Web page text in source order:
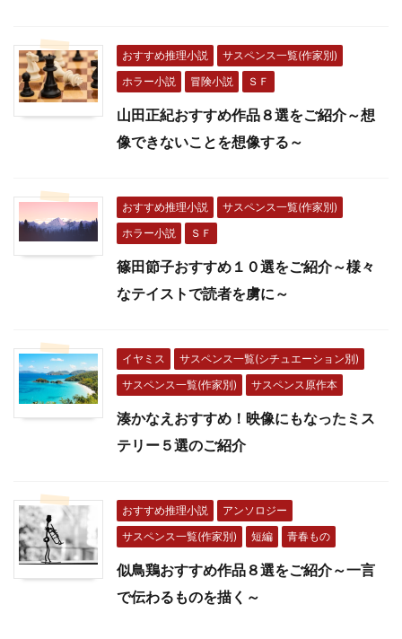
おすすめ推理小説
サスペンス一覧(作家別)
ホラー小説
冒険小説 ＳＦ
山田正紀おすすめ作品８選をご紹介～想
像できないことを想像する～
おすすめ推理小説
サスペンス一覧(作家別)
ホラー小説
ＳＦ
篠田節子おすすめ１０選をご紹介～様々
なテイストで読者を虜に～
イヤミス
サスペンス一覧(シチュエーション別)
サスペンス一覧(作家別)
サスペンス原作本
湊かなえおすすめ！映像にもなったミス
テリー５選のご紹介
おすすめ推理小説
アンソロジー
サスペンス一覧(作家別)
短編 青春もの
似鳥鶏おすすめ作品８選をご紹介～一言
で伝わるものを描く～